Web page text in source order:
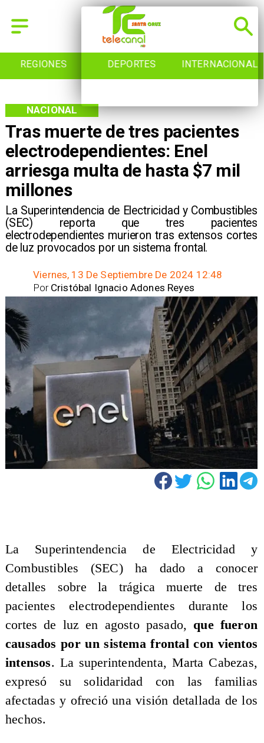
REGIONES DEPORTES INTERNACIONAL
Tras muerte de tres pacientes
electrodependientes: Enel
arriesga multa de hasta $7 mil
millones
​La Superintendencia de Electricidad y Combustibles
(SEC) reporta que tres pacientes
electrodependientes murieron tras extensos cortes
de luz provocados por un sistema frontal.
NACIONAL
Viernes, 13 De Septiembre De 2024 12:48
Cristóbal Ignacio Adones Reyes
Por
La Superintendencia de Electricidad y
Combustibles (SEC) ha dado a conocer
detalles sobre la trágica muerte de tres
pacientes electrodependientes durante los
cortes de luz en agosto pasado, que fueron
causados por un sistema frontal con vientos
intensos. La superintendenta, Marta Cabezas,
expresó su solidaridad con las familias
afectadas y ofreció una visión detallada de los
hechos.